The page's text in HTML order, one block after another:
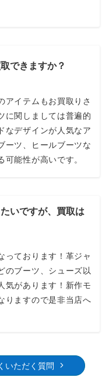
できますか？
アイテムもお買取りさ
に関しましては普遍的
なデザインが人気なア
ーツ、ヒールブーツな
能性が高いです。
いですが、買取は
っております！革ジャ
のブーツ、シューズ以
気があります！新作モ
りますので是非当店へ
いただく質問